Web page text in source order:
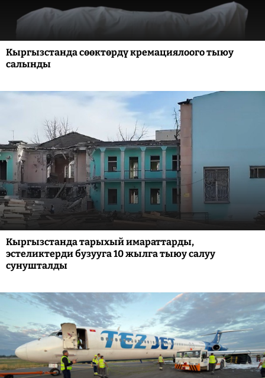
Кыргызстанда сөөктөрдү кремациялоого тыюу
салынды
Кыргызстанда тарыхый имараттарды,
эстеликтерди бузууга 10 жылга тыюу салуу
сунушталды